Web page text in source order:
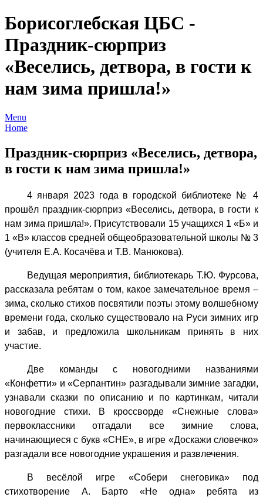
Борисоглебская ЦБС -
Праздник-сюрприз
«Веселись, детвора, в гости к
нам зима пришла!»
Menu
Home
Праздник-сюрприз «Веселись, детвора,
в гости к нам зима пришла!»
4 января 2023 года в городской библиотеке № 4
прошёл праздник-сюрприз «Веселись, детвора, в гости к
нам зима пришла!». Присутствовали 15 учащихся 1 «Б» и
1 «В» классов средней общеобразовательной школы № 3
(учителя Е.А. Косачёва и Т.В. Манюкова).
Ведущая мероприятия, библиотекарь Т.Ю. Фурсова,
рассказала ребятам о том, какое замечательное время –
зима, сколько стихов посвятили поэты этому волшебному
времени года, сколько существовало на Руси зимних игр
и забав, и предложила школьникам принять в них
участие.
Две команды с новогодними названиями
«Конфетти» и «Серпантин» разгадывали зимние загадки,
узнавали сказки по описанию и по картинкам, читали
новогодние стихи. В кроссворде «Снежные слова»
первоклассники отгадали все зимние слова,
начинающиеся с букв «СНЕ», в игре «Доскажи словечко»
разгадали все новогодние украшения и развлечения.
В весёлой игре «Собери снеговика» под
стихотворение А. Барто «Не одна» ребята из